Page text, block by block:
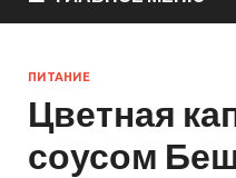
ПИТАНИЕ
Цветная
соусом